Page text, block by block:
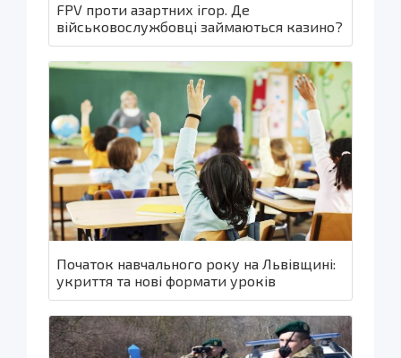
FPV проти азартних ігор. Де
військовослужбовці займаються казино?
Початок навчального року на Львівщині:
укриття та нові формати уроків